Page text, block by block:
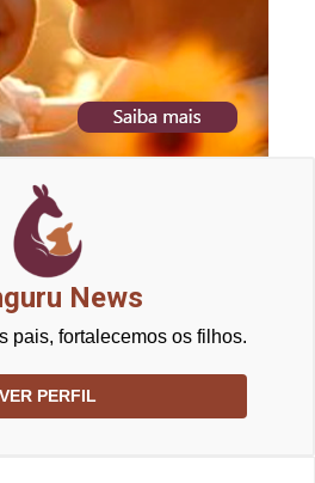
News
pais, fortalecemos os filhos.
VER PERFIL